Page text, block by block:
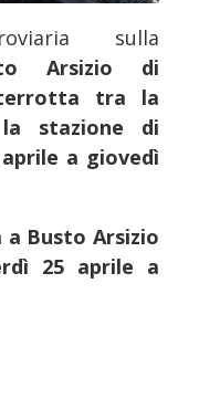
sulla
Arsizio di
tra la
stazione di
a giovedì
Busto Arsizio
25 aprile a